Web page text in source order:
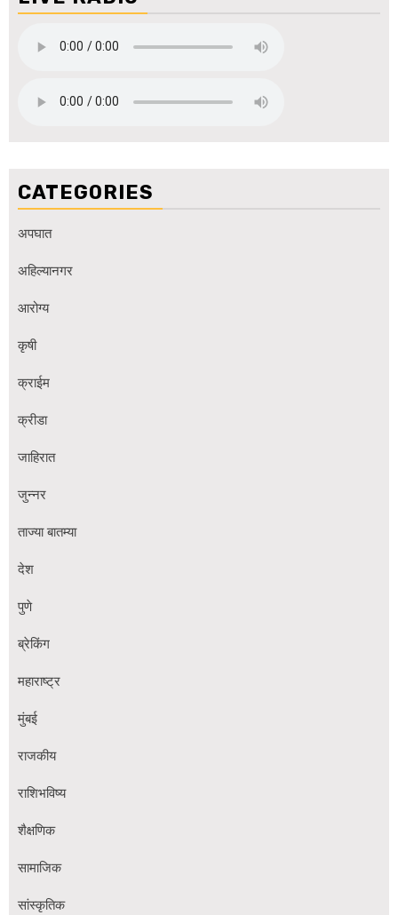
CATEGORIES
अपघात
अहिल्यानगर
आरोग्य
कृषी
क्राईम
क्रीडा
जाहिरात
जुन्नर
ताज्या बातम्या
देश
पुणे
ब्रेकिंग
महाराष्ट्र
मुंबई
राजकीय
राशिभविष्य
शैक्षणिक
सामाजिक
सांस्कृतिक